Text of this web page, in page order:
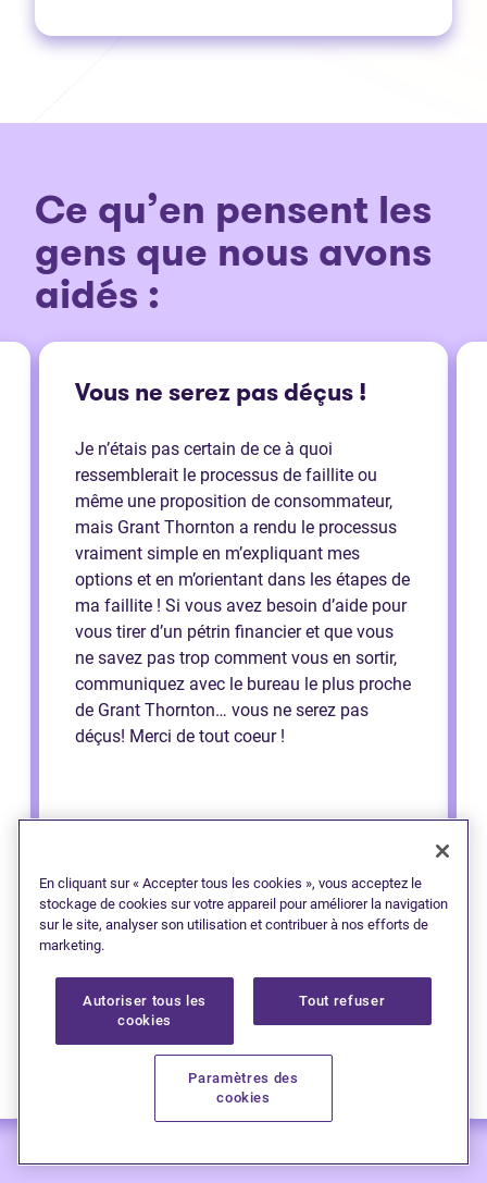
Ce qu’en pensent les
gens que nous avons
aidés :
Vous ne serez pas déçus !
Je n’étais pas certain de ce à quoi
ressemblerait le processus de faillite ou
même une proposition de consommateur,
mais Grant Thornton a rendu le processus
vraiment simple en m’expliquant mes
options et en m’orientant dans les étapes de
ma faillite ! Si vous avez besoin d’aide pour
vous tirer d’un pétrin financier et que vous
ne savez pas trop comment vous en sortir,
communiquez avec le bureau le plus proche
de Grant Thornton… vous ne serez pas
déçus! Merci de tout coeur !
— Jason W. (Langley, C.-B.)
En cliquant sur « Accepter tous les cookies », vous acceptez le
stockage de cookies sur votre appareil pour améliorer la navigation
sur le site, analyser son utilisation et contribuer à nos efforts de
marketing.
Autoriser tous les
cookies
Tout refuser
Paramètres des
cookies